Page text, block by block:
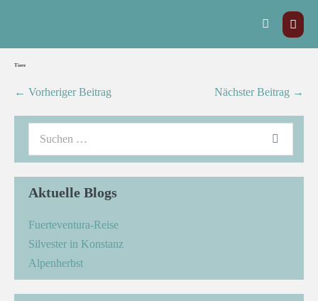
Tiere
← Vorheriger Beitrag Nächster Beitrag →
Aktuelle Blogs
Fuerteventura-Reise
Silvester in Konstanz
Alpenherbst